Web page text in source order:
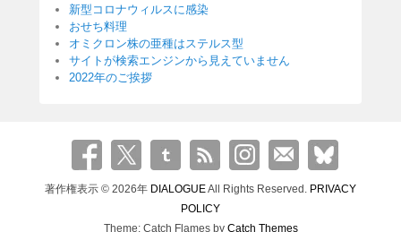
新型コロナウィルスに感染
おせち料理
オミクロン株の亜種はステルス型
サイトが検索エンジンから見えていません
2022年のご挨拶
著作権表示 © 2026年 DIALOGUEAll Rights Reserved. PRIVACY
POLICY
Theme: Catch Flames by Catch Themes